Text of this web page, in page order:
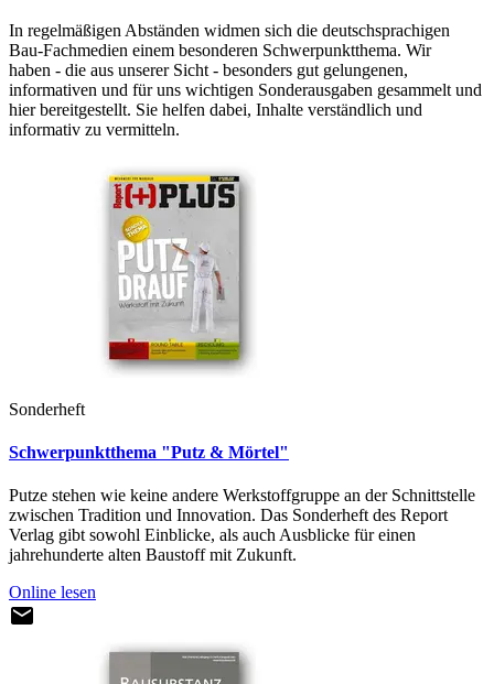
In regelmäßigen Abständen widmen sich die deutschsprachigen
Bau-Fachmedien einem besonderen Schwerpunktthema. Wir
haben - die aus unserer Sicht - besonders gut gelungenen,
informativen und für uns wichtigen Sonderausgaben gesammelt und
hier bereitgestellt. Sie helfen dabei, Inhalte verständlich und
informativ zu vermitteln.
Sonderheft
Schwerpunktthema "Putz & Mörtel"
Putze stehen wie keine andere Werkstoffgruppe an der Schnittstelle
zwischen Tradition und Innovation. Das Sonderheft des Report
Verlag gibt sowohl Einblicke, als auch Ausblicke für einen
jahrehunderte alten Baustoff mit Zukunft.
Online lesen